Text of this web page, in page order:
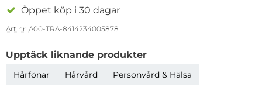
Öppet köp i 30 dagar
Art nr: A00-TRA-8414234005878
Upptäck liknande produkter
Hårfönar Hårvård Personvård & Hälsa